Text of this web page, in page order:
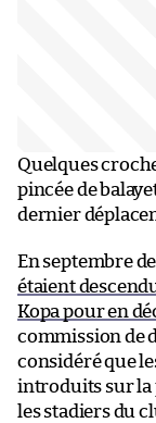
Quelques
pincée de
dernier
En septembre
étaient
Kopa pour en
commission de
considéré que
introduits sur la
les stadiers du